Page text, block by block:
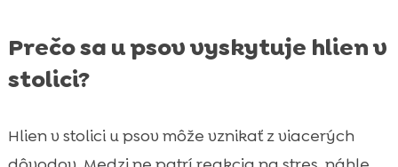
Prečo sa u psov vyskytuje hlien v
stolici?
Hlien v stolici u psov môže vznikať z viacerých